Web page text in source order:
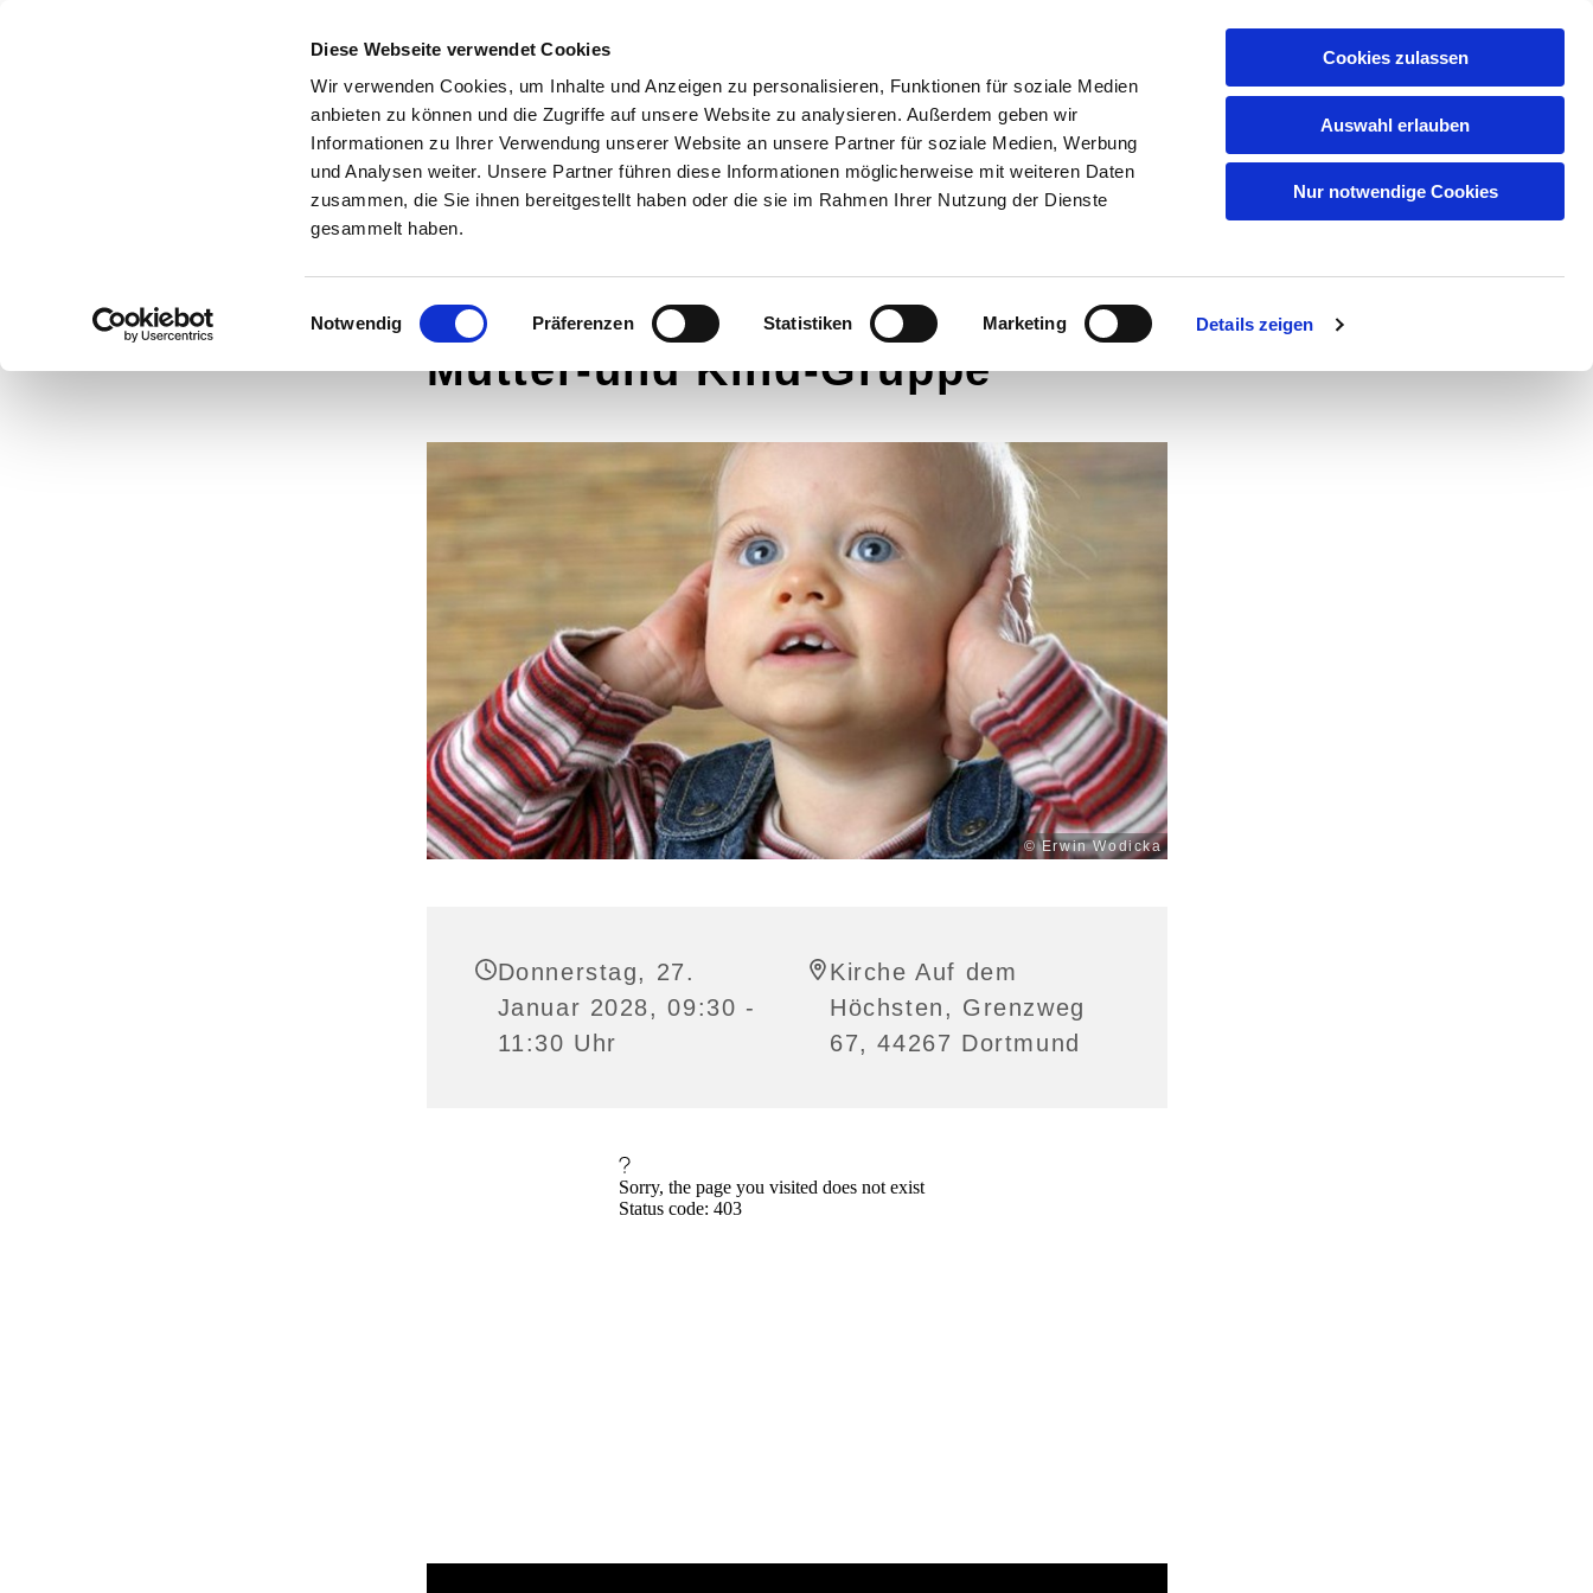
Diese Webseite verwendet Cookies
Wir verwenden Cookies, um Inhalte und Anzeigen zu personalisieren, Funktionen für soziale Medien
anbieten zu können und die Zugriffe auf unsere Website zu analysieren. Außerdem geben wir
Informationen zu Ihrer Verwendung unserer Website an unsere Partner für soziale Medien, Werbung
und Analysen weiter. Unsere Partner führen diese Informationen möglicherweise mit weiteren Daten
zusammen, die Sie ihnen bereitgestellt haben oder die sie im Rahmen Ihrer Nutzung der Dienste
gesammelt haben.
Einwilligungsauswahl
Notwendig Präferenzen Statistiken Marketing Details zeigen
Cookies zulassen
Auswahl erlauben
Nur notwendige Cookies
HOME WIR SIND FÜR SIE DA! GOTTESDIENSTE SYBURGER SONNTAGSMUSIKEN
MUSIKGRUPPEN
SANKT PETER WEG
1250 JAHRE KIRCHE IN SYBURG
Mutter-und Kind-Gruppe
© Erwin Wodicka
Donnerstag, 27.
Januar 2028, 09:30 -
11:30 Uhr
Kirche Auf dem
Höchsten, Grenzweg
67, 44267 Dortmund